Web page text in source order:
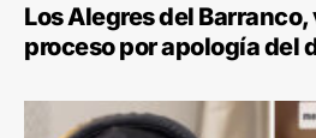
Los Alegres del
proceso por apología del